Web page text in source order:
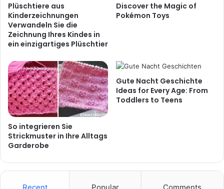
Plüschtiere aus
Kinderzeichnungen
Verwandeln Sie die
Zeichnung Ihres Kindes in
ein einzigartiges Plüschtier
Discover the Magic of
Pokémon Toys
So integrieren Sie
Strickmuster in Ihre Alltags
Garderobe
Gute Nacht Geschichte
Ideas for Every Age: From
Toddlers to Teens